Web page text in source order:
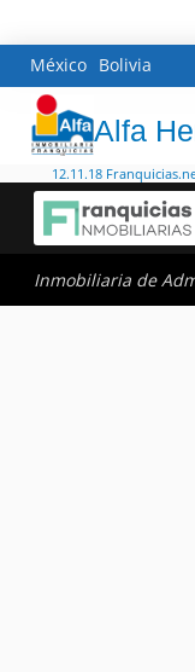
México Bolivia
Alfa
12.11.18
Inmobiliaria de